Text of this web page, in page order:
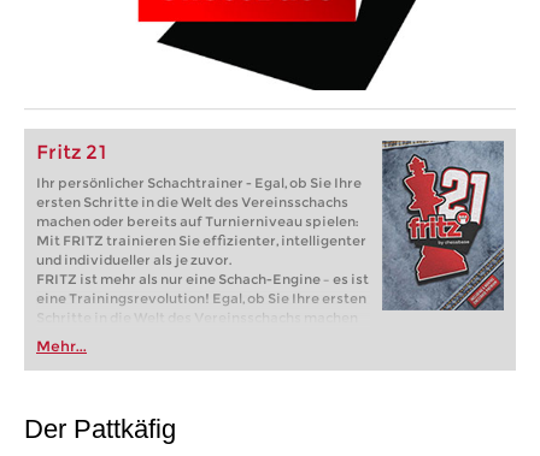
Fritz 21
Ihr persönlicher Schachtrainer - Egal, ob Sie Ihre
ersten Schritte in die Welt des Vereinsschachs
machen oder bereits auf Turnierniveau spielen:
Mit FRITZ trainieren Sie effizienter, intelligenter
und individueller als je zuvor.
FRITZ ist mehr als nur eine Schach-Engine – es ist
eine Trainingsrevolution! Egal, ob Sie Ihre ersten
Schritte in die Welt des Vereinsschachs machen
oder bereits auf Turnierniveau spielen: Mit
FRITZ trainieren Sie effizienter, intelligenter und
individueller als je zuvor.
Mehr...
Der Pattkäfig